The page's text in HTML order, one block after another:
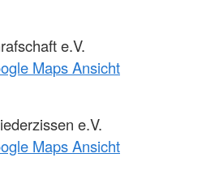
e.V.
Maps Ansicht
e.V.
Maps Ansicht